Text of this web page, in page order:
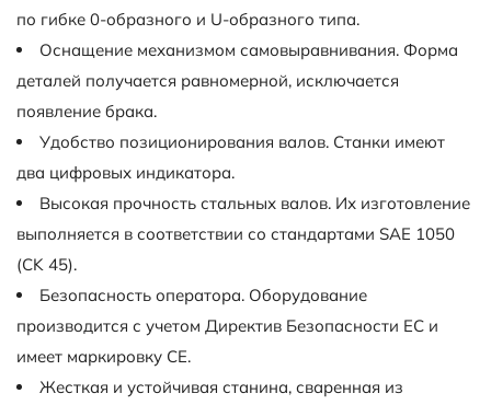
по гибке 0-образного и U-образного типа.
Оснащение механизмом самовыравнивания. Форма
деталей получается равномерной, исключается
появление брака.
Удобство позиционирования валов. Станки имеют
два цифровых индикатора.
Высокая прочность стальных валов. Их изготовление
выполняется в соответствии со стандартами SAE 1050
(CK 45).
Безопасность оператора. Оборудование
производится с учетом Директив Безопасности EC и
имеет маркировку CE.
Жесткая и устойчивая станина, сваренная из